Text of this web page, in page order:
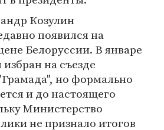
Козулин
появился на
Белоруссии. В январе
на съезде
но формально
и до настоящего
Министерство
не признало итогов